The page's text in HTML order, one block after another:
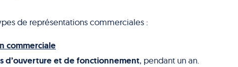
de représentations commerciales :
commerciale
d’ouverture et de fonctionnement, pendant un an.